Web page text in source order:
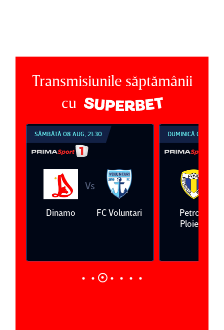
Transmisiunile săptămânii
cu
SÂMBĂTĂ 08 AUG, 21:30
Dinamo
Vs
FC Voluntari
DUMINICĂ 09 AUG,
Petrolul
Ploieşti